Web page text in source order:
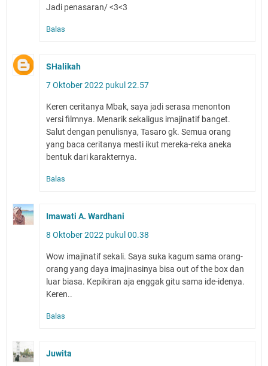
Jadi penasaran/ <3<3
Balas
SHalikah
7 Oktober 2022 pukul 22.57
Keren ceritanya Mbak, saya jadi serasa menonton
versi filmnya. Menarik sekaligus imajinatif banget.
Salut dengan penulisnya, Tasaro gk. Semua orang
yang baca ceritanya mesti ikut mereka-reka aneka
bentuk dari karakternya.
Balas
Imawati A. Wardhani
8 Oktober 2022 pukul 00.38
Wow imajinatif sekali. Saya suka kagum sama orang-
orang yang daya imajinasinya bisa out of the box dan
luar biasa. Kepikiran aja enggak gitu sama ide-idenya.
Keren..
Balas
Juwita